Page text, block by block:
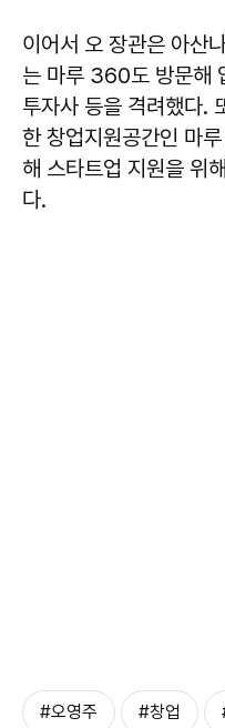
이어서 오 장관은 아산
는 마루 360도 방문해
투자사 등을 격려했다.
한 창업지원공간인 마
해 스타트업 지원을 위
다.
#오영주 #창업